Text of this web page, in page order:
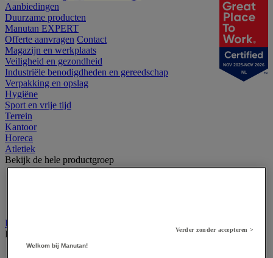
Aanbiedingen
Duurzame producten
Manutan EXPERT
Offerte aanvragen Contact
Magazijn en werkplaats
Veiligheid en gezondheid
Industriële benodigdheden en gereedschap
Verpakking en opslag
Hygiëne
Sport en vrije tijd
Terrein
Kantoor
Horeca
Atletiek
Bekijk de hele productgroep
Buitenspeeltuin
Bekijk de hele productgroep
NOV 2025-NOV 2026
NL
Verder zonder accepteren >
Welkom bij Manutan!